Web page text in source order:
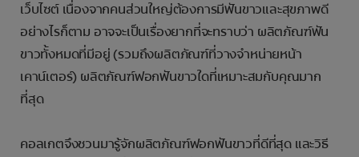
เว็บไซต์ เนื่องจากคนส่วนใหญ่ต้องการมีฟันขาวและสุขภาพดี
อย่างไรก็ตาม อาจจะเป็นเรื่องยากที่จะทราบว่า ผลิตภัณฑ์ฟัน
ขาวทั้งหมดที่มีอยู่ (รวมถึงผลิตภัณฑ์ที่วางจำหน่ายหน้า
เคาน์เตอร์) ผลิตภัณฑ์ฟอกฟันขาวใดที่เหมาะสมกับคุณมาก
ที่สุด
คอลเกตจึงชวนมารู้จักผลิตภัณฑ์ฟอกฟันขาวที่ดีที่สุด และวิธี